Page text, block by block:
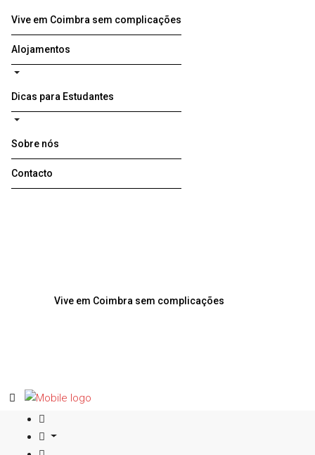
Vive em Coimbra sem complicações
Alojamentos
Dicas para Estudantes
Sobre nós
Contacto
Vive em Coimbra sem complicações